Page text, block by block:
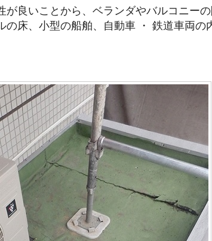
良いことから、ベランダやバルコニー
の床、小型の船舶、自動車 ・ 鉄道車両の